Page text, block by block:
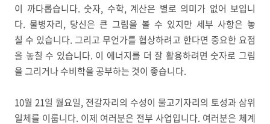
이 까다롭습니다. 숫자, 수학, 계산은 별로 의미가 없어 보입니
다. 물병자리, 당신은 큰 그림을 볼 수 있지만 세부 사항은 놓
칠 수 있습니다. 그리고 무언가를 협상하려고 한다면 중요한 요점
을 놓칠 수 있습니다. 이 에너지를 더 잘 활용하려면 숫자로 그림
을 그리거나 수비학을 공부하는 것이 좋습니다.
10월 21일 월요일, 전갈자리의 수성이 물고기자리의 토성과 삼위
일체를 이룹니다. 이제 여러분은 전부 사업입니다. 여러분은 체계